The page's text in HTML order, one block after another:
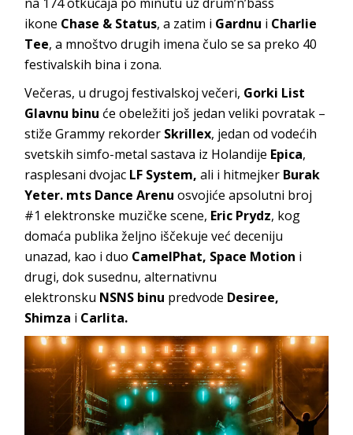
ikone Chase & Status, a zatim i Gardnu i Charlie
Tee, a mnoštvo drugih imena čulo se sa preko 40
festivalskih bina i zona.
Večeras, u drugoj festivalskoj večeri, Gorki List
Glavnu binu će obeležiti još jedan veliki povratak –
stiže Grammy rekorder Skrillex, jedan od vodećih
svetskih simfo-metal sastava iz Holandije Epica,
rasplesani dvojac LF System,ali i hitmejker Burak
Yeter. mts Dance Arenuosvojiće apsolutni broj
#1 elektronske muzičke scene, Eric Prydz, kog
domaća publika željno iščekuje već deceniju
unazad, kao i duo CamelPhat, Space Motion i
drugi, dok susednu, alternativnu
elektronsku NSNS binu predvode Desiree,
Shimza i Carlita.